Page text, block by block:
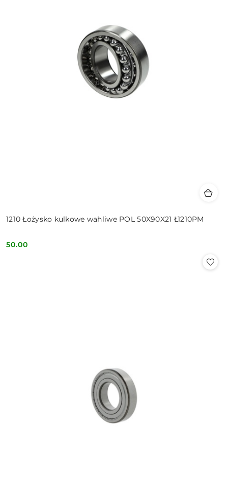
1210 Łożysko kulkowe wahliwe POL 50X90X21 Ł1210PM
Cena:
50.00